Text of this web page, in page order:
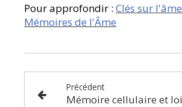
Pour approfondir : Clés sur l'âme
Mémoires de l'Âme
Précédent